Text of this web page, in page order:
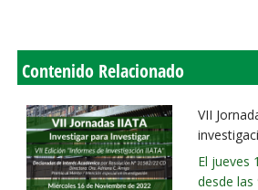
Contenido Relacionado
VII
El jueves
desde las